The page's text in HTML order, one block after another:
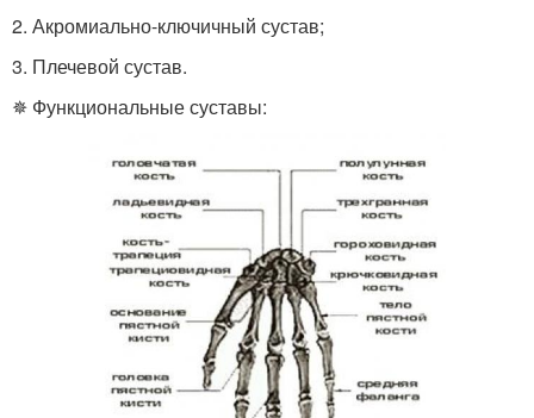
2. Акромиально-ключичный сустав;
3. Плечевой сустав.
✵ Функциональные суставы: